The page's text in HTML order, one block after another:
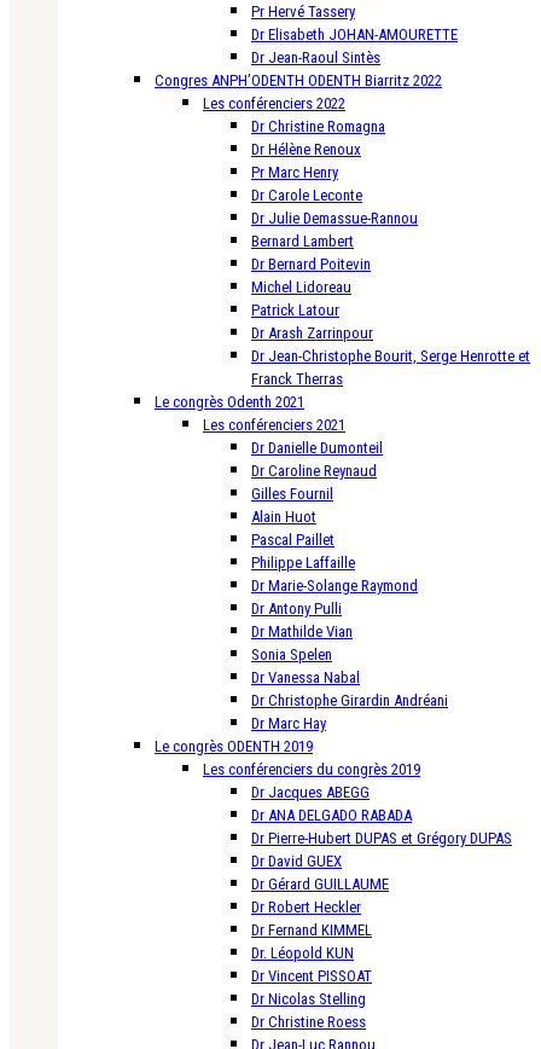
Pr Hervé Tassery
Dr Elisabeth JOHAN-AMOURETTE
Dr Jean-Raoul Sintès
Congres ANPH’ODENTH ODENTH Biarritz 2022
Les conférenciers 2022
Dr Christine Romagna
Dr Hélène Renoux
Pr Marc Henry
Dr Carole Leconte
Dr Julie Demassue-Rannou
Bernard Lambert
Dr Bernard Poitevin
Michel Lidoreau
Patrick Latour
Dr Arash Zarrinpour
Dr Jean-Christophe Bourit, Serge Henrotte et
Franck Therras
Le congrès Odenth 2021
Les conférenciers 2021
Dr Danielle Dumonteil
Dr Caroline Reynaud
Gilles Fournil
Alain Huot
Pascal Paillet
Philippe Laffaille
Dr Marie-Solange Raymond
Dr Antony Pulli
Dr Mathilde Vian
Sonia Spelen
Dr Vanessa Nabal
Dr Christophe Girardin Andréani
Dr Marc Hay
Le congrès ODENTH 2019
Les conférenciers du congrès 2019
Dr Jacques ABEGG
Dr ANA DELGADO RABADA
Dr Pierre-Hubert DUPAS et Grégory DUPAS
Dr David GUEX
Dr Gérard GUILLAUME
Dr Robert Heckler
Dr Fernand KIMMEL
Dr. Léopold KUN
Dr Vincent PISSOAT
Dr Nicolas Stelling
Dr Christine Roess
Dr Jean-Luc Rannou